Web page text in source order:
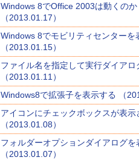
Windows 8でOffice 2003は動くのか
（2013.01.17）
Windows 8でモビリティセンターを
（2013.01.15）
ファイル名を指定して実行ダイアロ
（2013.01.11）
Windows8で拡張子を表示する （
アイコンにチェックボックスが表示
（2013.01.08）
フォルダーオプションダイアログを
（2013.01.07）